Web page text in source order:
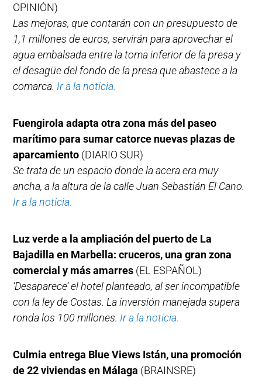
OPINIÓN)
Las mejoras, que contarán con un presupuesto de
1,1 millones de euros, servirán para aprovechar el
agua embalsada entre la toma inferior de la presa y
el desagüe del fondo de la presa que abastece a la
comarca. Ir a la noticia.
Fuengirola adapta otra zona más del paseo
marítimo para sumar catorce nuevas plazas de
aparcamiento (DIARIO SUR)
Se trata de un espacio donde la acera era muy
ancha, a la altura de la calle Juan Sebastián El Cano.
Ir a la noticia.
Luz verde a la ampliación del puerto de La
Bajadilla en Marbella: cruceros, una gran zona
comercial y más amarres (EL ESPAÑOL)
‘Desaparece’ el hotel planteado, al ser incompatible
con la ley de Costas. La inversión manejada supera
ronda los 100 millones. Ir a la noticia.
Culmia entrega Blue Views Istán, una promoción
de 22 viviendas en Málaga (BRAINSRE)